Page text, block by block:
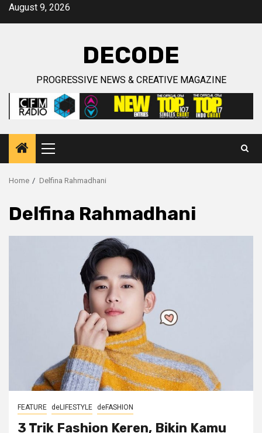
SkipAugust 9, 2026
DECODE
PROGRESSIVE NEWS & CREATIVE MAGAZINE
Primary
Menu
Home Delfina Rahmadhani
Delfina Rahmadhani
FEATURE deLIFESTYLE deFASHION
3 Trik Fashion Keren, Bikin Kamu